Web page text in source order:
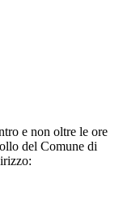
e non oltre le ore
del Comune di